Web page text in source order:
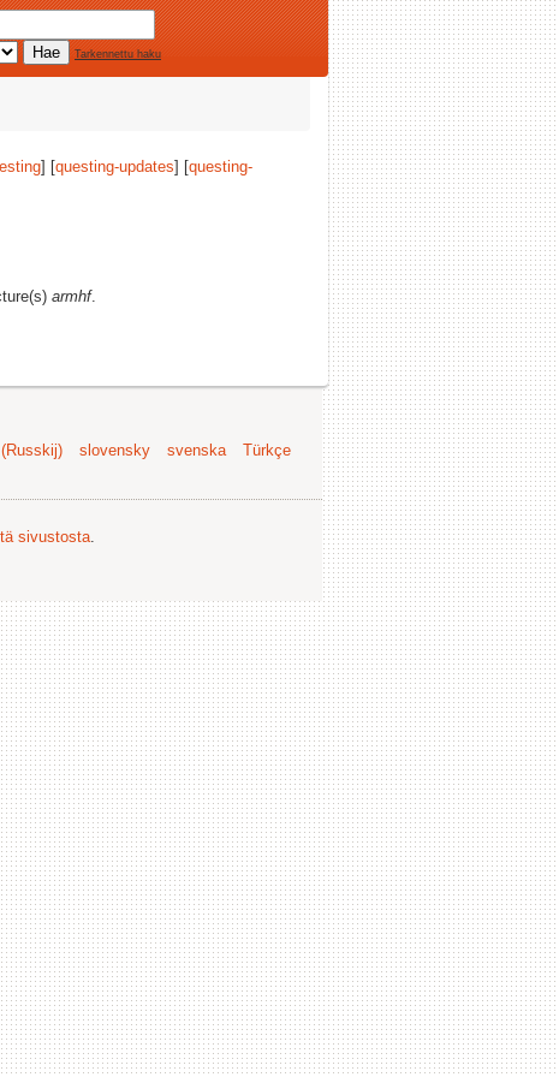
Tarkennettu haku
] [questing-updates] [questing-
armhf.
slovensky svenska
Türkçe
sivustosta.